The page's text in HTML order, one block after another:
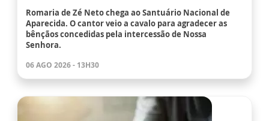
Romaria de Zé Neto chega ao Santuário Nacional de
Aparecida. O cantor veio a cavalo para agradecer as
bênçãos concedidas pela intercessão de Nossa
Senhora.
06 AGO 2026 - 13H30